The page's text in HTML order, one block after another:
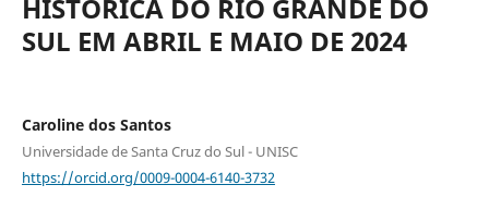
HISTÓRICA DO RIO GRANDE DO
SUL EM ABRIL E MAIO DE 2024
Caroline dos Santos
Universidade de Santa Cruz do Sul - UNISC
https://orcid.org/0009-0004-6140-3732